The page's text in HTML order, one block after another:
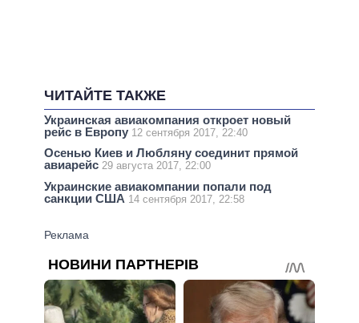
ЧИТАЙТЕ ТАКЖЕ
Украинская авиакомпания откроет новый
рейс в Европу 12 сентября 2017, 22:40
Осенью Киев и Любляну соединит прямой
авиарейс 29 августа 2017, 22:00
Украинские авиакомпании попали под
санкции США 14 сентября 2017, 22:58